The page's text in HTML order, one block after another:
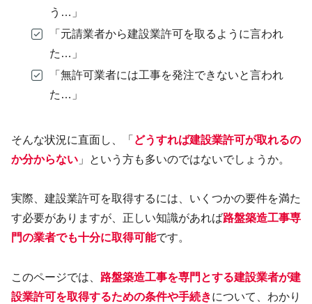
う…」
「元請業者から建設業許可を取るように言われ
た…」
「無許可業者には工事を発注できないと言われ
た…」
そんな状況に直面し、「 どうすれば建設業許可が取れるの
か分からない 」という方も多いのではないでしょうか。
実際、建設業許可を取得するには、いくつかの要件を満た
す必要がありますが、正しい知識があれば路盤築造工事専
門の業者でも十分に取得可能です。
このページでは、 路盤築造工事を専門とする建設業者が建
設業許可を取得するための条件や手続きについて、わかり